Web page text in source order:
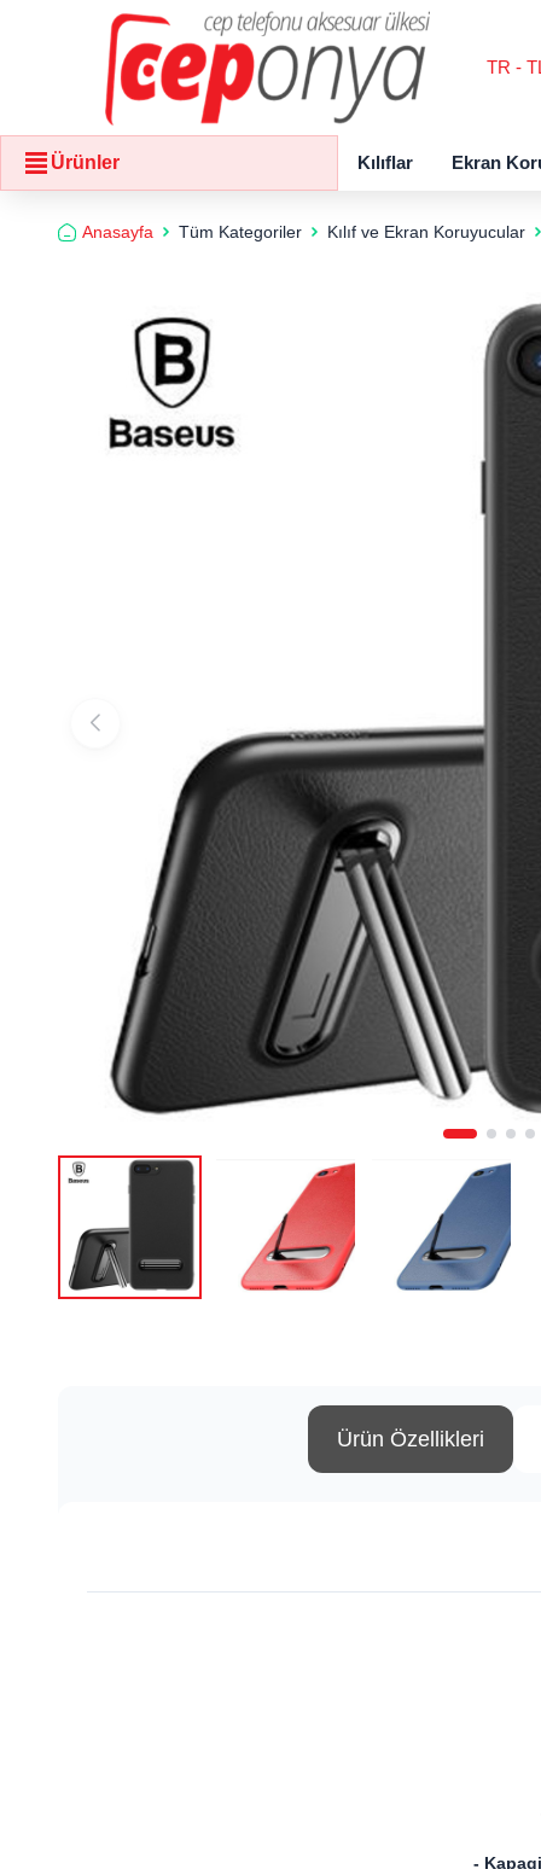
TR -
Ürünler Kılıflar Ekran
Anasayfa Tüm Kategoriler Kılıf ve Ekran Koruyucular
Ürün Özellikleri
-